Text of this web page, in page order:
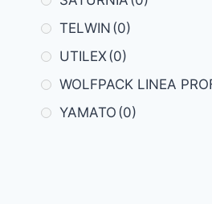
TELWIN (0)
UTILEX(0)
WOLFPACK LINEA
YAMATO (0)